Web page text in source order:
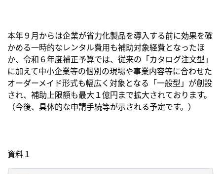
本年９月からは企業が省力化製品を導入する前に効果を確
かめる一時的なレンタル費用も補助対象経費となったほ
か、令和６年度補正予算では、従来の「カタログ注文型」
に加えて中小企業等の個別の現場や事業内容等に合わせた
オーダーメイド形式も幅広く対象となる「一般型」が創設
され、補助上限額も最大１億円まで拡大されております。
（今後、具体的な申請手続等が示される予定です。）
資料１